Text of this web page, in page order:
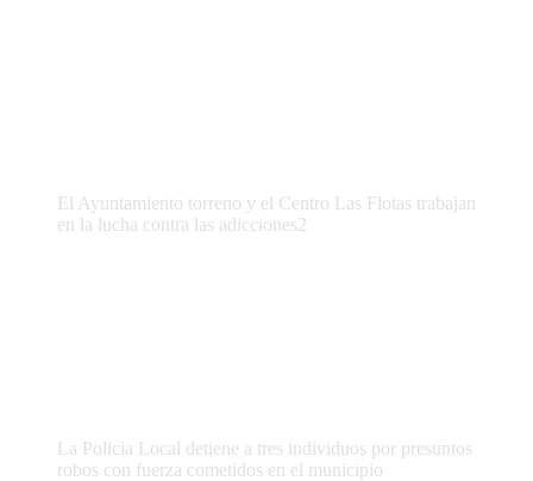
El Ayuntamiento torreno y el Centro Las Flotas trabajan
en la lucha contra las adicciones2
La Policia Local detiene a tres individuos por presuntos
robos con fuerza cometidos en el municipio